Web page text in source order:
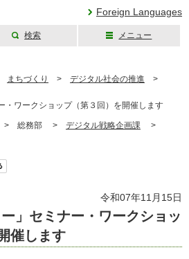
Foreign Languages
検索 メニュー
まちづくり > デジタル社会の推進 >
ワークショップ（第３回）を開催します
> 総務部 > デジタル戦略企画課 >
令和07年11月15日
ー」セミナー・ワークショッ
催します